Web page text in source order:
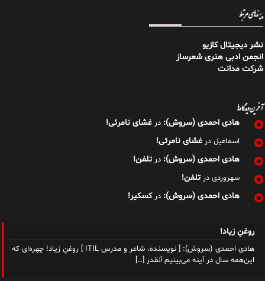
پیوندهای مرتبط
نشر دیجیتال کازیو
انجمن ادبی هنری شعرساز
شرکت مدانت
آخرین دیدگاه‌ها
هادی احمدی (سروش): در غشای نامرئی!
اسماعیل در غشای نامرئی!
هادی احمدی (سروش): در تلفن!
سهروردی در تلفن!
هادی احمدی (سروش): درکسکیر!
روغنِ زیاد!
هادی احمدی (سروش): [ نویسنده، شاعر و مدرس ITIL ] روغنِ زیاد! چهره‌ای که
این‌همه سال در آینه می‌بینیم آنقدر […]